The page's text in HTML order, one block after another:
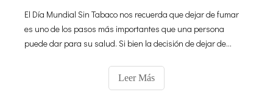
El Día Mundial Sin Tabaco nos recuerda que dejar de fumar
es uno de los pasos más importantes que una persona
puede dar para su salud. Si bien la decisión de dejar de
implica monitorear biomarcadores tangibles de mejora.
Leer Más